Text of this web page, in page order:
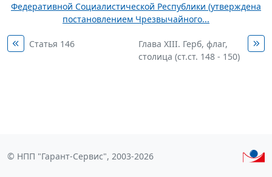
Федеративной Социалистической Республики (утверждена
постановлением Чрезвычайного...
Статья 146
Глава XIII. Герб, флаг,
столица (ст.ст. 148 - 150)
© НПП "Гарант-Сервис", 2003-2026